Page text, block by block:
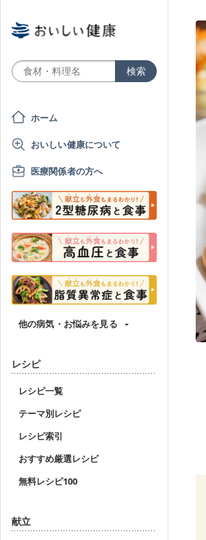
ホーム
おいしい健康について
医療関係者の方へ
他の病気・お悩みを見る
レシピ
レシピ一覧
テーマ別レシピ
レシピ索引
おすすめ厳選レシピ
無料レシピ100
献立